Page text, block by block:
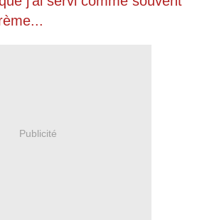
Publicité